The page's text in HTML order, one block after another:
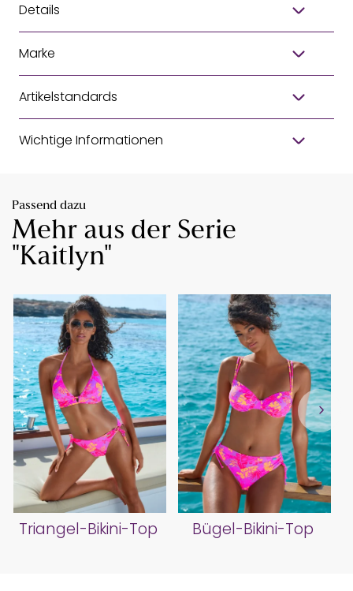
Details
Marke
Artikelstandards
Wichtige Informationen
Passend dazu
Mehr aus der Serie
"Kaitlyn"
Triangel-Bikini-Top Bügel-Bikini-Top